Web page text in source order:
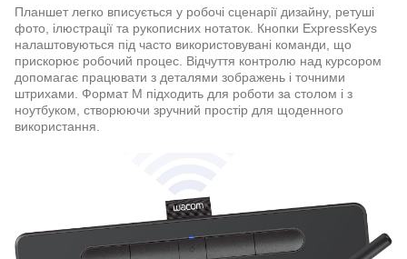
Планшет легко вписується у робочі сценарії дизайну, ретуші
фото, ілюстрації та рукописних нотаток. Кнопки ExpressKeys
налаштовуються під часто використовувані команди, що
прискорює робочий процес. Відчуття контролю над курсором
допомагає працювати з деталями зображень і точними
штрихами. Формат M підходить для роботи за столом і з
ноутбуком, створюючи зручний простір для щоденного
використання.